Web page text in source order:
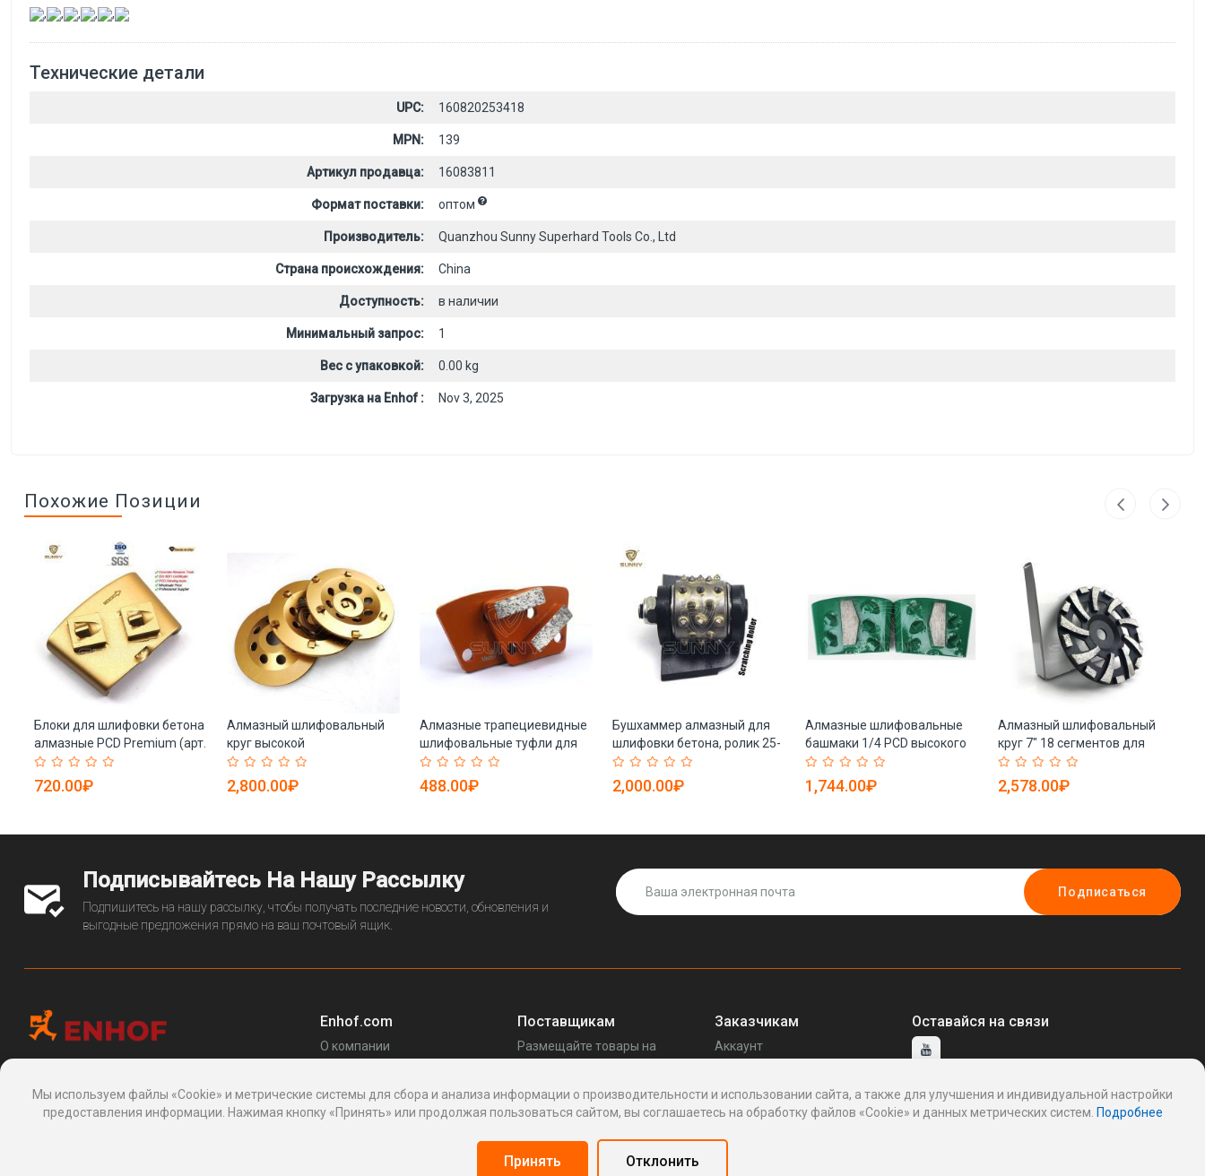
, , , , ,
Технические детали
UPC: 160820253418
MPN: 139
Артикул продавца: 16083811
Формат поставки: оптом
Производитель: Quanzhou Sunny Superhard Tools Co., Ltd
Страна происхождения: China
Доступность: в наличии
Минимальный запрос: 1
Вес с упаковкой: 0.00 kg
Загрузка на Enhof : Nov 3, 2025
Похожие Позиции
Блоки для шлифовки бетона
алмазные PCD Premium (арт.
25-19083736)
720.00₽
Алмазный шлифовальный
круг высокой
производительности,
настраиваемый (арт. 25-
19083493)
2,800.00₽
Алмазные трапециевидные
шлифовальные туфли для
бетона 30# 120# (арт. 25-
19083772)
488.00₽
Бушхаммер алмазный для
шлифовки бетона, ролик 25-
19083689
2,000.00₽
Алмазные шлифовальные
башмаки 1/4 PCD высокого
качества (арт. 25-19083718)
1,744.00₽
Алмазный шлифовальный
круг 7" 18 сегментов для
бетона (арт. 25-19083582)
2,578.00₽
Подписывайтесь На Нашу Рассылку
Подпишитесь на нашу рассылку, чтобы получать последние новости, обновления и
выгодные предложения прямо на ваш почтовый ящик.
Подписаться
, 24, Макаренко, Сочи, Краснодарский
край 354003, Россия
Enhof.com
О компании
Блог
Поставщикам
Размещайте товары на
Как это работает
Заказчикам
Аккаунт
Написать поставщику
Реквизиты
Оставайся на связи
Мы используем файлы «Cookie» и метрические системы для сбора и анализа информации о производительности и использовании сайта, а также для улучшения и индивидуальной настройки
предоставления информации. Нажимая кнопку «Принять» или продолжая пользоваться сайтом, вы соглашаетесь на обработку файлов «Cookie» и данных метрических систем. Подробнее
Принять Отклонить